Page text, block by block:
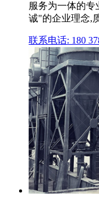
服务为一体的
诚"的企业理念,
联系电话: 180